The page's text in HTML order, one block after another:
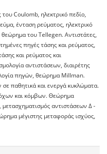
Coulomb, ηλεκτρικό πεδίο,
ένταση ρεύματος, ηλεκτρικό
του Tellegen. Αντιστάτες,
πηγές τάσης και ρεύματος,
και ρεύματος και
αντιστάσεων, διαιρέτης
πηγών, θεώρημα Millman.
παθητικά και ενεργά κυκλώματα.
και κόμβων. Θεώρημα
αντιστάσεων Δ -
μέγιστης μεταφοράς ισχύος,